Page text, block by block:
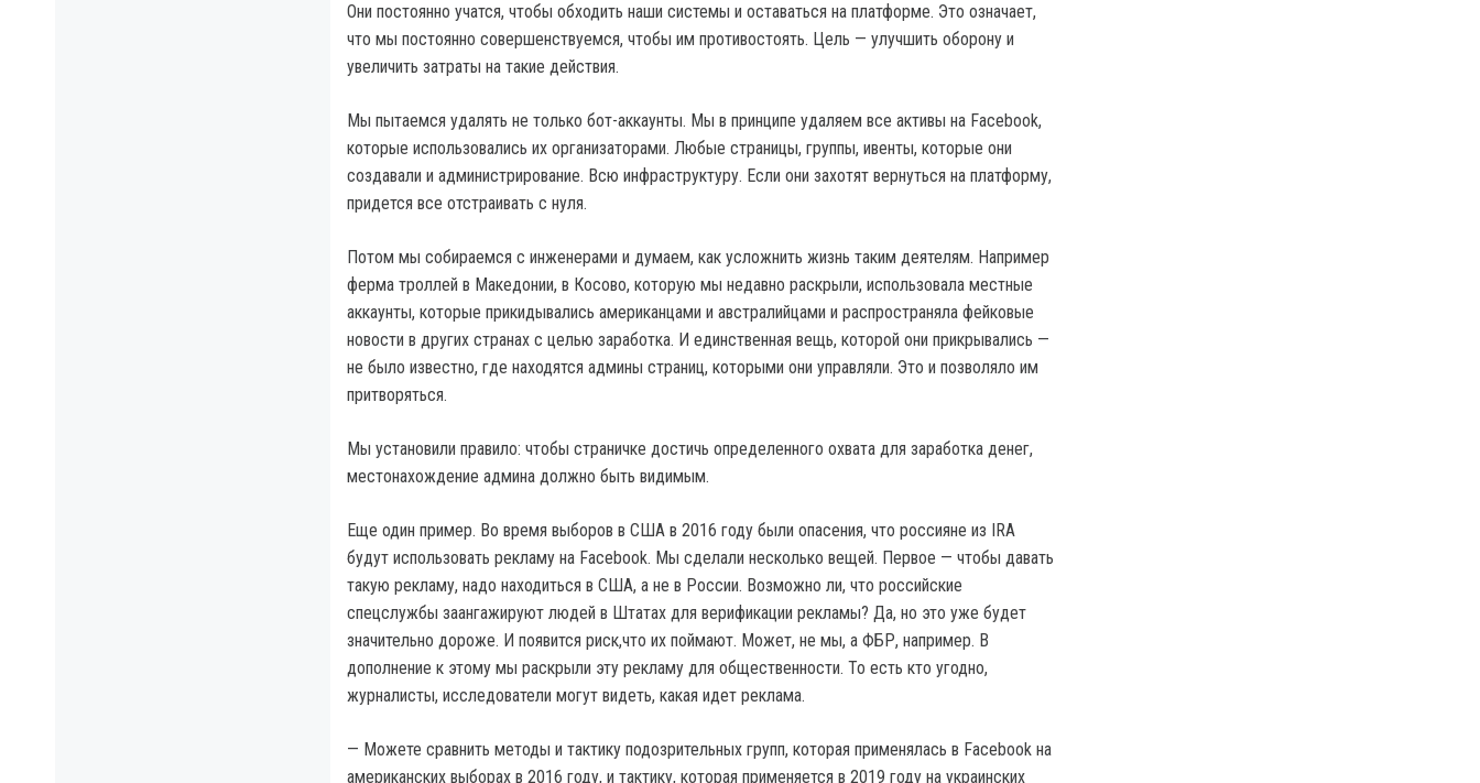
Они постоянно учатся, чтобы обходить наши системы и оставаться на платформе. Это означает,
что мы постоянно совершенствуемся, чтобы им противостоять. Цель — улучшить оборону и
увеличить затраты на такие действия.
Мы пытаемся удалять не только бот-аккаунты. Мы в принципе удаляем все активы на Facebook,
которые использовались их организаторами. Любые страницы, группы, ивенты, которые они
создавали и администрирование. Всю инфраструктуру. Если они захотят вернуться на платформу,
придется все отстраивать с нуля.
Потом мы собираемся с инженерами и думаем, как усложнить жизнь таким деятелям. Например
ферма троллей в Македонии, в Косово, которую мы недавно раскрыли, использовала местные
аккаунты, которые прикидывались американцами и австралийцами и распространяла фейковые
новости в других странах с целью заработка. И единственная вещь, которой они прикрывались —
не было известно, где находятся админы страниц, которыми они управляли. Это и позволяло им
притворяться.
Мы установили правило: чтобы страничке достичь определенного охвата для заработка денег,
местонахождение админа должно быть видимым.
Еще один пример. Во время выборов в США в 2016 году были опасения, что россияне из IRA
будут использовать рекламу на Facebook. Мы сделали несколько вещей. Первое — чтобы давать
такую рекламу, надо находиться в США, а не в России. Возможно ли, что российские
спецслужбы заангажируют людей в Штатах для верификации рекламы? Да, но это уже будет
значительно дороже. И появится риск,что их поймают. Может, не мы, а ФБР, например. В
дополнение к этому мы раскрыли эту рекламу для общественности. То есть кто угодно,
журналисты, исследователи могут видеть, какая идет реклама.
— Можете сравнить методы и тактику подозрительных групп, которая применялась в Facebook на
американских выборах в 2016 году, и тактику, которая применяется в 2019 году на украинских